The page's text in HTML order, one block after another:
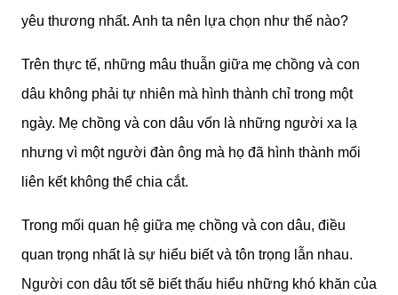
yêu thương nhất. Anh ta nên lựa chọn như thế nào?
Trên thực tế, những mâu thuẫn giữa mẹ chồng và con
dâu không phải tự nhiên mà hình thành chỉ trong một
ngày. Mẹ chồng và con dâu vốn là những người xa lạ
nhưng vì một người đàn ông mà họ đã hình thành mối
liên kết không thể chia cắt.
Trong mối quan hệ giữa mẹ chồng và con dâu, điều
quan trọng nhất là sự hiểu biết và tôn trọng lẫn nhau.
Người con dâu tốt sẽ biết thấu hiểu những khó khăn của